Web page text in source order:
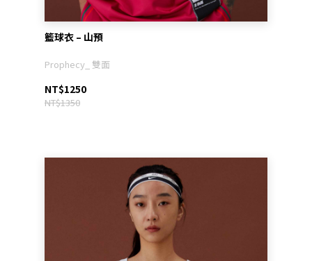
籃球衣 – 山預
Prophecy_ 雙面
NT$1250
NT$1350